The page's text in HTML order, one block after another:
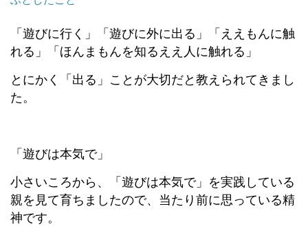
「遊びに行く」「遊びに外に出る」「ええもんに触
れる」「ほんまもんを知るええ人に触れる」
とにかく「出る」ことが大切だと教えられてきまし
た。
「遊びは本気で」
小さいころから、「遊びは本気で」を実践している
親を見て育ちましたので、当たり前に思っている精
神です。